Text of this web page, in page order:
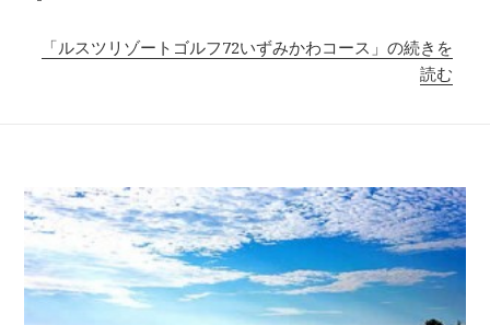
「ルスツリゾートゴルフ72いずみかわコース」の続きを
読む